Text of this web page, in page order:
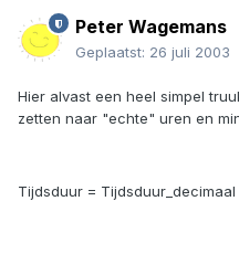
Peter Wagemans
Geplaatst: 26 juli 2003
Hier alvast een heel simpel
zetten naar "echte" uren en
Tijdsduur = Tijdsduur_decimaal